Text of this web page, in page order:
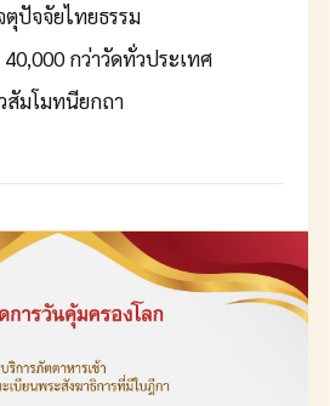
ปัจจัยไทยธรรม
กว่าวัดทั่วประเทศ
สัมโมทนียกถา